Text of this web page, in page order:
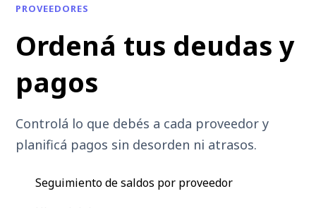
PROVEEDORES
Ordená tus deudas y
pagos
Controlá lo que debés a cada proveedor y
planificá pagos sin desorden ni atrasos.
Seguimiento de saldos por proveedor